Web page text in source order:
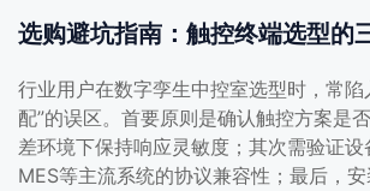
选购避坑指南：触控终端选型的
行业用户在数字孪生中控室选型时，常陷
配”的误区。首要原则是确认触控方案是
差环境下保持响应灵敏度；其次需验证设
MES等主流系统的协议兼容性；最后，